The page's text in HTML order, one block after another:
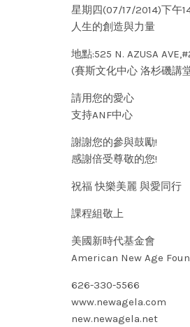
星期四(07/17/2014)下午
人生的創造與力量
地點:525 N. AZUSA
(賽斯文化中心 洛杉磯講
請用您的愛心
支持ANF中心
謝謝您的參與鼓勵!
感謝倍受尊敬的您!
祝福 快樂美麗 與愛同行
課程組敬上
美國新時代基金會
American New Age
626-330-5566
www.newagela.com
new.newagela.net